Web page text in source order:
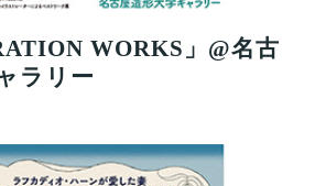
WORKS」@名古
ラリー